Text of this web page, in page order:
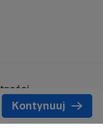
Kontynuuj